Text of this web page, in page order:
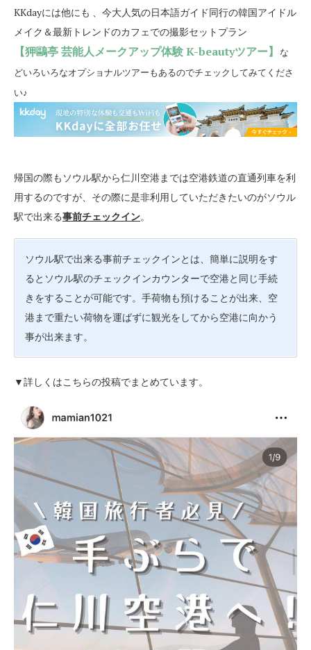
KKdayには他にも 、今大人気の日本語ガイド同行の韓国アイドル
メイク＆最新トレンドのカフェでの撮影セットプラン
【狎鷗亭 芸能人メークアップ体験 K-beautyツアー】
な
どいろいろなオプショナルツアーもあるのでチェックしてみてくださ
い♪
帰国の際もソウル駅から仁川空港までは空港鉄道の直通列車を利
用するのですが、その際に是非利用していただきたいのがソウル
駅で出来る事前チェックイン。
ソウル駅で出来る事前チェックインとは、簡単に説明をす
るとソウル駅のチェックインカウンターで空港と同じ手続
きをすることが可能です。手荷物も預けることが出来、空
港まで重たい荷物を運ばずに観光をしてから空港に向かう
事が出来ます。
▼詳しくはこちらの投稿でまとめています。